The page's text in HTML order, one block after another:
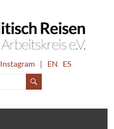
Instagram | EN ES